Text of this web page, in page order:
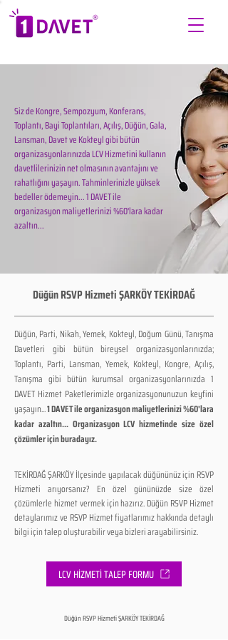
Siz de Kongre, Sempozyum, Konferans,
Toplantı, Bayi Toplantıları, Açılış, Düğün, Gala,
Lansman, Davet ve Kokteyl gibi bütün
organizasyonlarınızda LCV Hizmetini kullanın
davetlilerinizin net olmasının avantajını ve
rahatlığını yaşayın. Tahminlerinizle yüksek
bedeller ödemeyin... 1 DAVET ile
organizasyon maliyetlerinizi %60'lara kadar
azaltın...
Düğün RSVP Hizmeti ŞARKÖY TEKİRDAĞ
Düğün, Parti, Nikah, Yemek, Kokteyl, Doğum Günü, Tanışma
Davetleri gibi bütün bireysel organizasyonlarınızda;
Toplantı, Parti, Lansman, Yemek, Kokteyl, Kongre, Açılış,
Tanışma gibi bütün kurumsal organizasyonlarınızda 1
DAVET Hizmet Paketlerimizle organizasyonunuzun keyfini
yaşayın...1 DAVET ile organizasyon maliyetlerinizi %60'lara
kadar azaltın... Organizasyon LCV hizmetinde size özel
çözümler için buradayız.
TEKİRDAĞ ŞARKÖY İlçesinde yapılacak düğününüz için RSVP
Hizmeti arıyorsanız? En özel gününüzde size özel
çözümlerle hizmet vermek için hazırız. Düğün RSVP Hizmet
detaylarımız ve RSVP Hizmet fiyatlarımız hakkında detaylı
bilgi için talep oluşturabilir veya bizleri arayabilirsiniz.
LCV HİZMETİ TALEP FORMU
Düğün RSVP Hizmeti ŞARKÖY TEKİRDAĞ